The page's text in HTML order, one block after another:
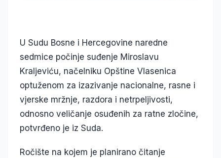
U Sudu Bosne i Hercegovine naredne
sedmice počinje suđenje Miroslavu
Kraljeviću, načelniku Opštine Vlasenica
optuženom za izazivanje nacionalne, rasne i
vjerske mržnje, razdora i netrpeljivosti,
odnosno veličanje osuđenih za ratne zločine,
potvrđeno je iz Suda.
Ročište na kojem je planirano čitanje